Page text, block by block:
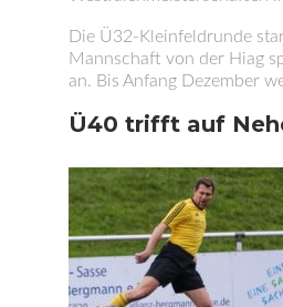
Die Ü32-Kleinfeldrunde
Mannschaft von der Hiag
an. Bis Anfang Dezember
Ü40 trifft auf